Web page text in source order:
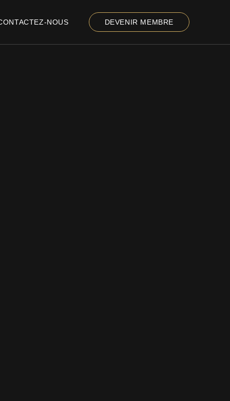
NOUS DEVENIR MEMBRE